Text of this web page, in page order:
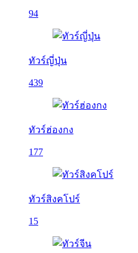
94
ทัวร์ญี่ปุ่น
439
ทัวร์ฮ่องกง
177
ทัวร์สิงคโปร์
15